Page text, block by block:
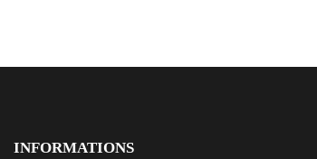
INFORMATIONS